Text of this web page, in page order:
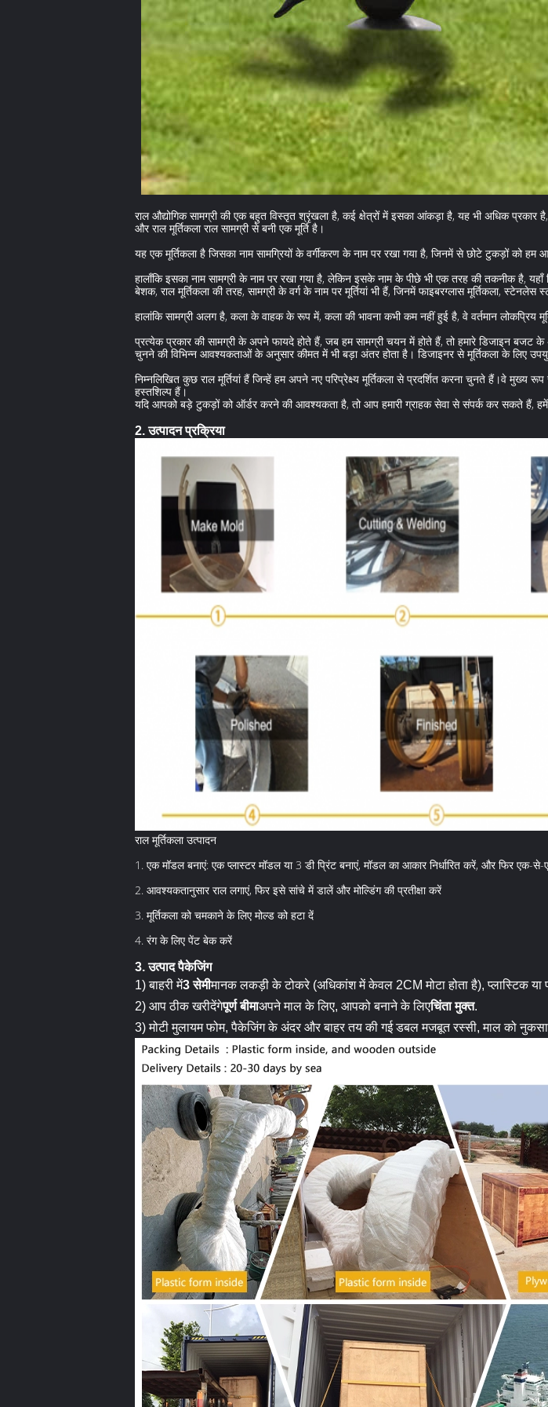
राल औद्योगिक सामग्री की एक बहुत विस्तृत श्रृंखला है, कई क्षेत्रों में इसका आंकड़ा है, यह भी अधिक प्रकार
और राल मूर्तिकला राल सामग्री से बनी एक मूर्ति है।
यह एक मूर्तिकला है जिसका नाम सामग्रियों के वर्गीकरण के नाम पर रखा गया है, जिनमें से छोटे टुकड़ों को हम
हालाँकि इसका नाम सामग्री के नाम पर रखा गया है, लेकिन इसके नाम के पीछे भी एक तरह की तकनीक है, यहाँ
बेशक, राल मूर्तिकला की तरह, सामग्री के वर्ग के नाम पर मूर्तियां भी हैं, जिनमें फाइबरग्लास मूर्तिकला,
हालांकि सामग्री अलग है, कला के वाहक के रूप में, कला की भावना कभी कम नहीं हुई है, वे वर्तमान लोकप्रिय
प्रत्येक प्रकार की सामग्री के अपने फायदे होते हैं, जब हम सामग्री चयन में होते हैं, तो हमारे डिजाइन बजट
चुनने की विभिन्न आवश्यकताओं के अनुसार कीमत में भी बड़ा अंतर होता है। डिजाइनर से मूर्तिकला के लिए
निम्नलिखित कुछ राल मूर्तियां हैं जिन्हें हम अपने नए परिप्रेक्ष्य मूर्तिकला से प्रदर्शित करना चुनते हैं।वे
हस्तशिल्प हैं।
यदि आपको बड़े टुकड़ों को ऑर्डर करने की आवश्यकता है, तो आप हमारी ग्राहक सेवा से संपर्क कर सकते हैं,
2. उत्पादन प्रक्रिया
राल मूर्तिकला उत्पादन
1. एक मॉडल बनाएं: एक प्लास्टर मॉडल या 3 डी प्रिंट बनाएं, मॉडल का आकार निर्धारित करें, और फिर एक-
2. आवश्यकतानुसार राल लगाएं, फिर इसे सांचे में डालें और मोल्डिंग की प्रतीक्षा करें
3. मूर्तिकला को चमकाने के लिए मोल्ड को हटा दें
4. रंग के लिए पेंट बेक करें
3. उत्पाद पैकेजिंग
1) बाहरी में3 सेमीमानक लकड़ी के टोकरे (अधिकांश में केवल 2CM मोटा होता है), प्लास्टिक
2) आप ठीक खरीदेंगेपूर्ण बीमाअपने माल के लिए, आपको बनाने के लिएचिंता मुक्त.
3) मोटी मुलायम फोम, पैकेजिंग के अंदर और बाहर तय की गई डबल मजबूत रस्सी, माल को